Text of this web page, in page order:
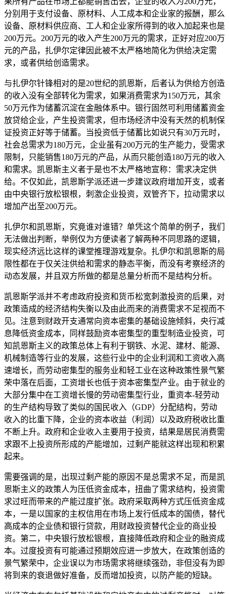
分别用于支付设备、原材料、人工成本和企业家的报酬，那么
设备、原材料供应商、工人和企业家所得到的收入加起来也是
200万元。200万元的收入产生200万元的需求，正好对应200万
元的产品，扎伊尔定律因此被不太严格地简化为供给决定需
求，或者供给创造需求。
与扎伊尔针锋相对的是20世纪的凯恩斯，后者认为供给方创造
的收入没有全部转化为需求，如果消费需求为150万元，其余
50万元作为储蓄沉淀在金融体系中。银行固然可利用储蓄资金
放贷给企业，产生投资需求，但市场经济中没有天然的机制保
证投资正好等于储蓄。当投资低于储蓄比如说只有30万元时，
社会总需求为180万元，企业虽有200万元的生产能力，受需求
限制，只能销售180万元的产品，从而只能创造180万元的收入
和需求。凯恩斯主义者于是也不太严格地宣称：需求决定供
给。不仅如此，凯恩斯学派还进一步建议政府增加开支，或者
由中央银行放松银根，刺激企业投资，双管齐下，拉动需求以
增加产出至200万元。
扎伊尔和凯恩斯，究竟谁对谁错？单凭这个简单的例子，我们
无法做出判断，举例仅为方便读者了解两种不同思路的逻辑，
现实经济远比这样的课堂推理游戏复杂。扎伊尔和凯恩斯的局
限性都在于仅关注供给和需求的静态平衡，而没有考察经济的
动态发展，并且双方所做的都是总量分析而不是结构分析。
凯恩斯学派并不考虑政府投资和货币松宽刺激投资的后果，对
政策造成的经济结构失衡以及由此而来的消费需求不足视而不
见。注意到财政开支通常向资本密集的基础设施倾斜，央行减
息降低资金成本，同样鼓励资本密集型的重型制造业投资，可
知凯恩斯主义的政策总体上有利于钢铁、水泥、建材、能源、
机械制造等行业的发展，这些行业中的企业利润和工资收入高
速增长，而劳动密集型的服务业和轻工业在这种政策性景气繁
荣中落在后面，工资增长也低于资本密集型产业。由于就业的
大部分集中在工资增长慢的劳动密集型行业，重资本-轻劳动
的生产结构导致了类似的国民收入（GDP）分配结构，劳动
收入的比重下降，企业的资本收益（利润）以及政府税收比重
不断上升。政府和企业收入主要用于投资，结果是居民消费需
求跟不上投资所形成的产能增加，过剩产能就这样出现和积累
起来。
需要强调的是，出现过剩产能的原因不是总需求不足，而是凯
恩斯主义的政策人为压低资金成本，扭曲了需求结构，投资需
求过旺而带来的产能过度扩张。政府采取两种方式压低资金成
本，一是以国家的主权信用在市场上发行低成本的国债，替代
高成本的企业债和银行贷款，用财政投资替代企业的商业投
资。第二，中央银行放松银根，直接降低政府和企业的融资成
本。过度投资有可能通过预期效应进一步放大，在政策创造的
景气繁荣中，企业误以为市场需求将继续强劲，非但没有为即
将到来的衰退做好准备，反而增加投资，以防产能的短缺。